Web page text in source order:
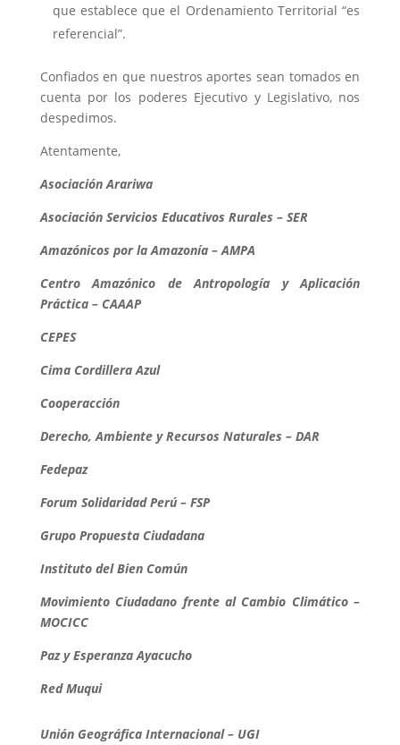
que establece que el Ordenamiento Territorial “es
referencial”.
Confiados en que nuestros aportes sean tomados en
cuenta por los poderes Ejecutivo y Legislativo, nos
despedimos.
Atentamente,
Asociación Arariwa
Asociación Servicios Educativos Rurales – SER
Amazónicos por la Amazonía – AMPA
Centro Amazónico de Antropología y Aplicación
Práctica – CAAAP
CEPES
Cima Cordillera Azul
Cooperacción
Derecho, Ambiente y Recursos Naturales – DAR
Fedepaz
Forum Solidaridad Perú – FSP
Grupo Propuesta Ciudadana
Instituto del Bien Común
Movimiento Ciudadano frente al Cambio Climático –
MOCICC
Paz y Esperanza Ayacucho
Red Muqui
Unión Geográfica Internacional – UGI